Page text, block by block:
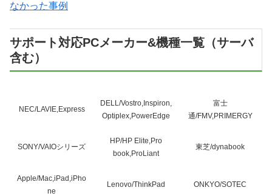
なかった事例
サポート対応PCメーカー&機種一覧（サーバ
含む）
NEC/LAVIE,Express
DELL/Vostro,Inspiron,
Optiplex,PowerEdge
富士
通/FMV,PRIMERGY
SONY/VAIOシリーズ
HP/HP Elite,Pro
book,ProLiant
東芝/dynabook
Apple/Mac,iPad,iPho
ne
Lenovo/ThinkPad ONKYO/SOTEC